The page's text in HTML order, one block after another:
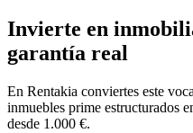
Invierte en
garantía real
En Rentakia conviertes este
inmuebles prime estructurados
desde 1.000 €.